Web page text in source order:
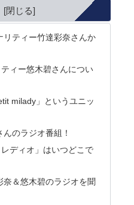
リティー竹達彩奈さんか
ィー悠木碧さんについ
milady」というユニッ
のラジオ番組！
ディオ」はいつどこで
＆悠木碧のラジオを聞